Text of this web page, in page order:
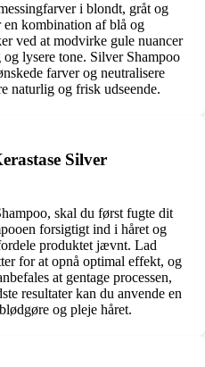
i blondt, gråt og
kombination af blå og
ved at modvirke gule nuancer
lysere tone. Silver Shampoo
farver og neutralisere
naturlig og frisk udseende.
Silver
skal du først fugte dit
forsigtigt ind i håret og
produktet jævnt. Lad
for at opnå optimal effekt, og
at gentage processen,
resultater kan du anvende en
og pleje håret.